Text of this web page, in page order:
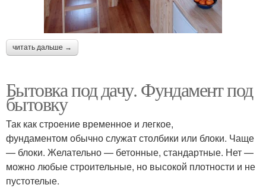
читать дальше →
Бытовка под дачу. Фундамент под
бытовку
Так как строение временное и легкое,
фундаментом обычно служат столбики или блоки. Чаще
— блоки. Желательно — бетонные, стандартные. Нет —
можно любые строительные, но высокой плотности и не
пустотелые.